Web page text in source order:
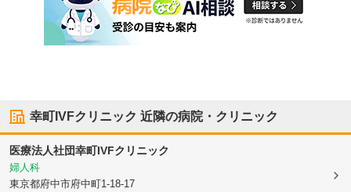
幸町IVFクリニック 近隣の病院・クリニック
医療法人社団幸町IVFクリニック
婦人科
東京都府中市府中町1-18-17